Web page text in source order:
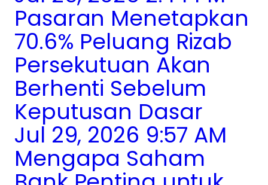
Pasaran Menetapkan
70.6% Peluang Rizab
Persekutuan Akan
Berhenti Sebelum
Keputusan Dasar
Jul 29, 2026 9:57 AM
Mengapa Saham